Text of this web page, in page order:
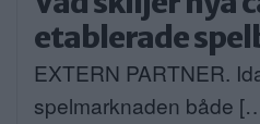
etablerade
EXTERN PARTNER.
spelmarknaden både